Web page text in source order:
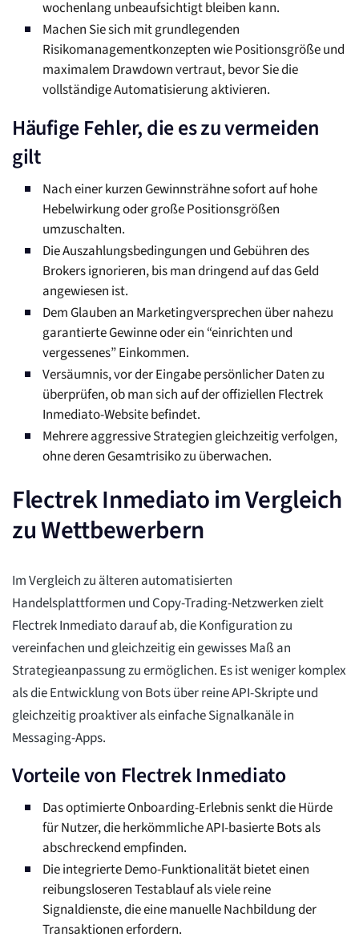
wochenlang unbeaufsichtigt bleiben kann.
Machen Sie sich mit grundlegenden
Risikomanagementkonzepten wie Positionsgröße und
maximalem Drawdown vertraut, bevor Sie die
vollständige Automatisierung aktivieren.
Häufige Fehler, die es zu vermeiden
gilt
Nach einer kurzen Gewinnsträhne sofort auf hohe
Hebelwirkung oder große Positionsgrößen
umzuschalten.
Die Auszahlungsbedingungen und Gebühren des
Brokers ignorieren, bis man dringend auf das Geld
angewiesen ist.
Dem Glauben an Marketingversprechen über nahezu
garantierte Gewinne oder ein “einrichten und
vergessenes” Einkommen.
Versäumnis, vor der Eingabe persönlicher Daten zu
überprüfen, ob man sich auf der offiziellen Flectrek
Inmediato-Website befindet.
Mehrere aggressive Strategien gleichzeitig verfolgen,
ohne deren Gesamtrisiko zu überwachen.
Flectrek Inmediato im Vergleich
zu Wettbewerbern
Im Vergleich zu älteren automatisierten
Handelsplattformen und Copy-Trading-Netzwerken zielt
Flectrek Inmediato darauf ab, die Konfiguration zu
vereinfachen und gleichzeitig ein gewisses Maß an
Strategieanpassung zu ermöglichen. Es ist weniger komplex
als die Entwicklung von Bots über reine API-Skripte und
gleichzeitig proaktiver als einfache Signalkanäle in
Messaging-Apps.
Vorteile von Flectrek Inmediato
Das optimierte Onboarding-Erlebnis senkt die Hürde
für Nutzer, die herkömmliche API-basierte Bots als
abschreckend empfinden.
Die integrierte Demo-Funktionalität bietet einen
reibungsloseren Testablauf als viele reine
Signaldienste, die eine manuelle Nachbildung der
Transaktionen erfordern.